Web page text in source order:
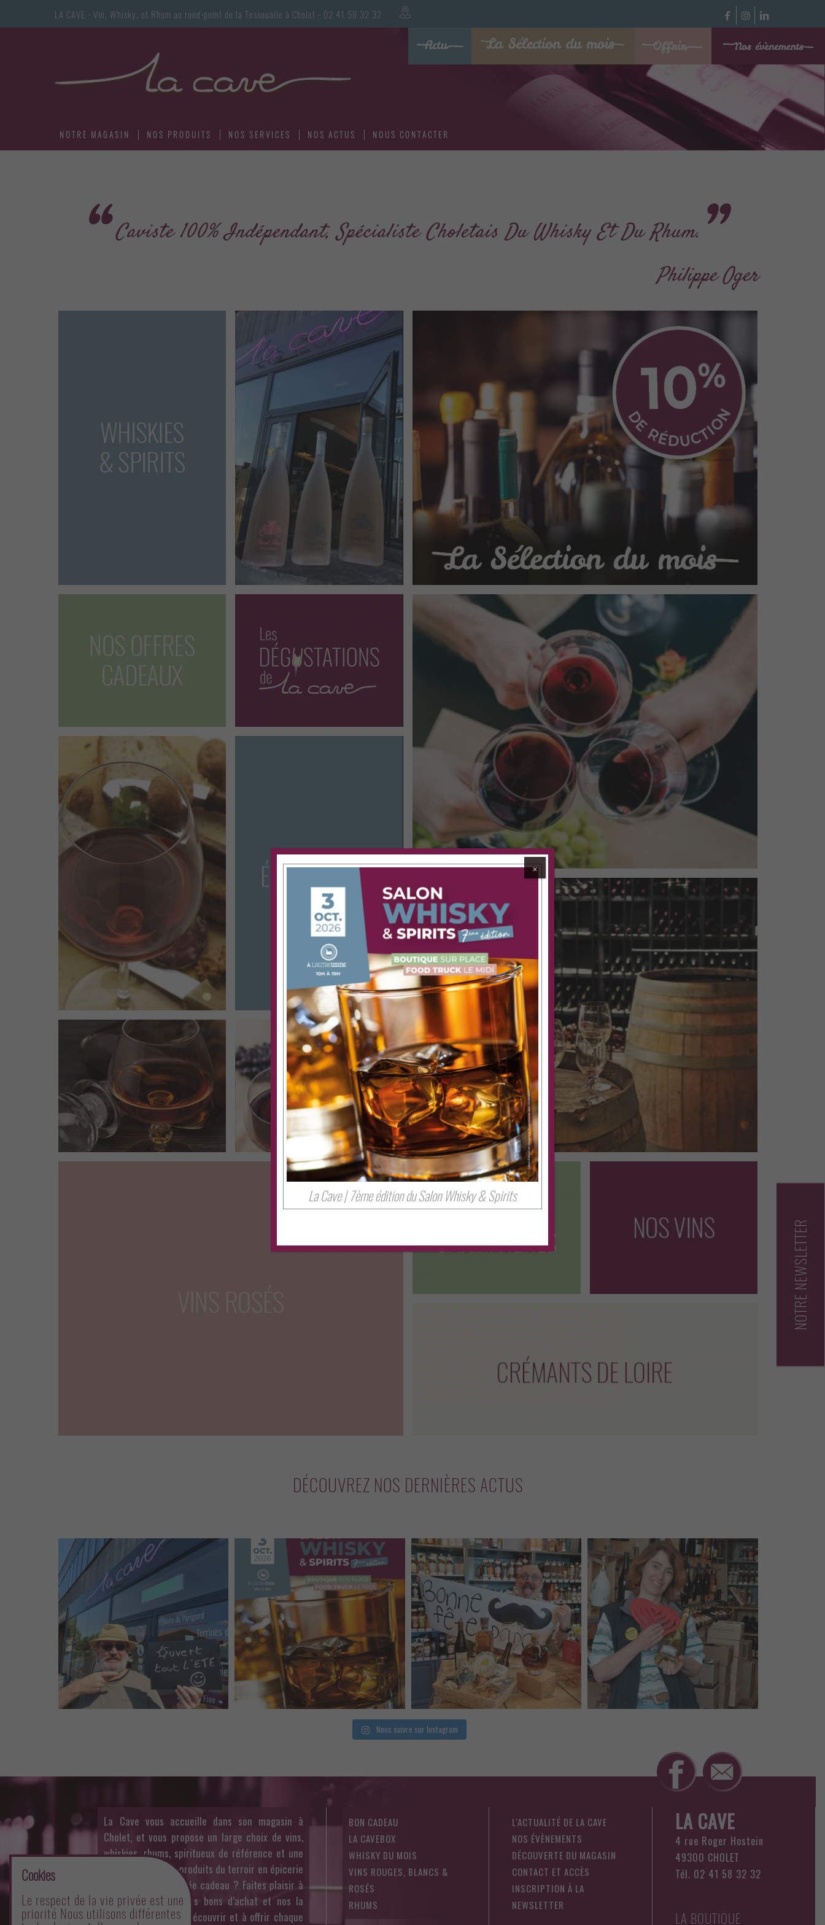
LA CAVE - Vin, Whisky, et Rhum au rond-point de la Tessoualle à Cholet - 02 41 58 32 32
NOTRE NEWSLETTER
NOTRE MAGASIN NOS PRODUITS NOS SERVICES NOS ACTUS NOUS CONTACTER
Caviste 100% Indépendant, Spécialiste Choletais Du Whisky Et Du Rhum.
Philippe Oger
VENIR À LA
BOUTIQUE
En Août,
la Cave de Cholet met à l’honneur UNE
SÉLECTION DE WHISKYS, DE VINS ET DE
SPIRITUEUX !
Depuis 1999, La Cave vous accueille dans sa boutique à
Cholet
, située au rond-point de la Tessoualle. Passionné,
Philippe vous propose une large sélection devins, whiskies,
rhums, liqueurs… Sonsavoir-faireet sonexpertise
assurent unequalitéreconnue.
La Cave vous ouvre aussi ses portes lors des dégustations
en présence des producteurs et vous fait découvrir chaque
mois un nouveau whisky en promotion.
Envie de marquer le coup ? Offrez un cadeau ! Nous vous
proposons des bons d’achat et des« La CaveBOX »
pour le
plaisir d’offrir.
NOS VINS DU
NOTRE MAGASIN
NOS RHUMS VINS ROUGES
DÉCOUVREZ NOS DERNIÈRES ACTUS
Nous suivre sur Instagram
La Cave vous accueille dans son magasin à
Cholet, et vous propose un large choix de vins,
whiskies, rhums, spiritueux de référence et une
belle sélection de produits du terroir en épicerie
fine. Besoin d’une idée cadeau ? Faites plaisir à
vos proches avec nos bons d’achat et nos la
CaveBOX inédites à découvrir et à offrir chaque
BON CADEAU
LA CAVEBOX
WHISKY DU MOIS
VINS ROUGES, BLANCS &
ROSÉS
RHUMS
L'ACTUALITÉ DE LA CAVE
NOS ÉVÈNEMENTS
DÉCOUVERTE DU MAGASIN
CONTACT ET ACCÈS
INSCRIPTION À LA
NEWSLETTER
LA CAVE
4 rue Roger Hostein
49300 CHOLET
Tél. 02 41 58 32 32
LA BOUTIQUE
La Cave | 7ème édition du Salon Whisky & Spirits
⨉
Cookies
Le respect de la vie privée est une
priorité Nous utilisons différentes